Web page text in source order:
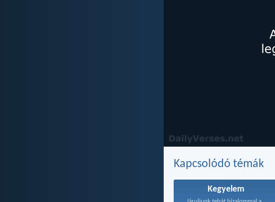
Kapcsolódó témák
Kegyelem